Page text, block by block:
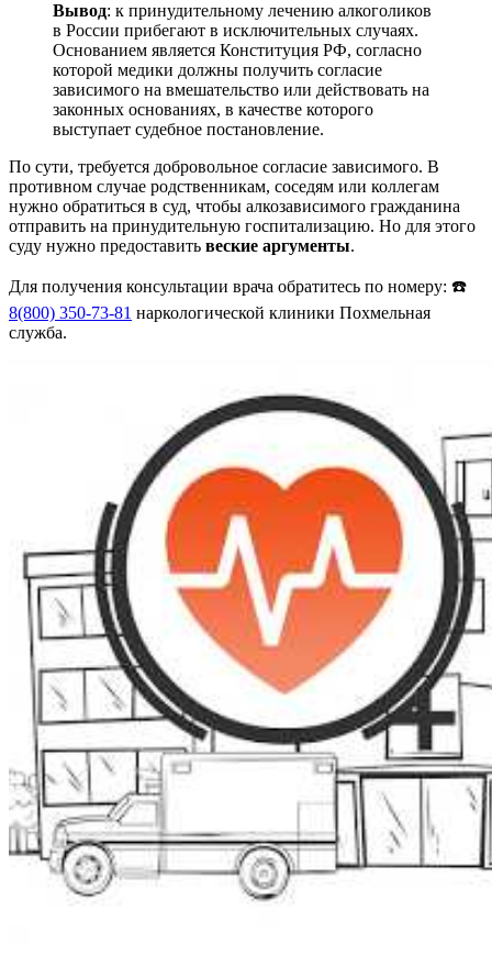
Вывод: к принудительному лечению алкоголиков
в России прибегают в исключительных случаях.
Основанием является Конституция РФ, согласно
которой медики должны получить согласие
зависимого на вмешательство или действовать на
законных основаниях, в качестве которого
выступает судебное постановление.
По сути, требуется добровольное согласие зависимого. В
противном случае родственникам, соседям или коллегам
нужно обратиться в суд, чтобы алкозависимого гражданина
отправить на принудительную госпитализацию. Но для этого
суду нужно предоставить веские аргументы.
Для получения консультации врача обратитесь по номеру: ☎️
8(800) 350-73-81 наркологической клиники Похмельная
служба.